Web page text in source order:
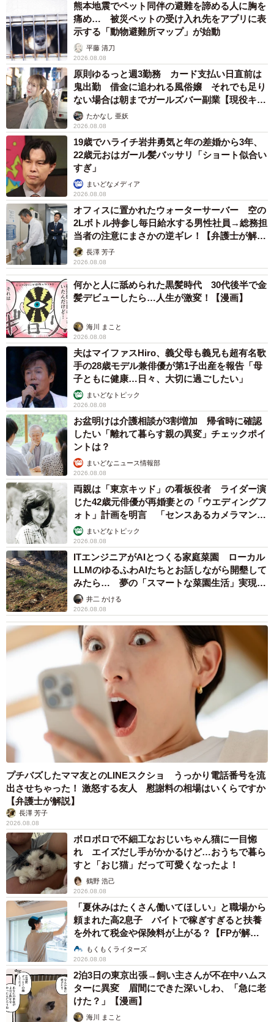
熊本地震でペット同伴の避難を諦める人に胸を
痛め… 被災ペットの受け入れ先をアプリに表
示する「動物避難所マップ」が始動
平藤 清刀
2026.08.08
原則ゆるっと週3勤務 カード支払い日直前は
鬼出勤 借金に追われる風俗嬢 それでも足り
ない場合は朝までガールズバー副業【現役キャ
ストに取材】
たかなし 亜妖
2026.08.08
19歳でハライチ岩井勇気と年の差婚から3年、
22歳元おはガール髪バッサリ「ショート似合い
すぎ」
まいどなメディア
2026.08.08
オフィスに置かれたウォーターサーバー 空の
2Lボトル持参し毎日給水する男性社員→総務担
当者の注意にまさかの逆ギレ！【弁護士が解
説】長澤 芳子
2026.08.08
何かと人に舐められた黒髪時代 30代後半で金
髪デビューしたら…人生が激変！【漫画】
海川 まこと
2026.08.08
夫はマイファスHiro、義父母も義兄も超有名歌
手の28歳モデル兼俳優が第1子出産を報告「母
子ともに健康…日々、大切に過ごしたい」
まいどなトピック
2026.08.08
お盆明けは介護相談が3割増加 帰省時に確認
したい「離れて暮らす親の異変」チェックポイ
ントは？
まいどなニュース情報部
2026.08.08
両親は「東京キッド」の看板役者 ライダー演
じた42歳元俳優が再婚妻との「ウエディングフ
ォト」計画を明言 「センスあるカメラマン求
む」まいどなトピック
2026.08.08
ITエンジニアがAIとつくる家庭菜園 ローカル
LLMのゆるふわAIたちとお話しながら開墾して
みたら… 夢の「スマートな菜園生活」実現な
るか井二 かける
2026.08.08
プチバズしたママ友とのLINEスクショ うっかり電話番号を流
出させちゃった！ 激怒する友人 慰謝料の相場はいくらですか
【弁護士が解説】
長澤 芳子
2026.08.08
ボロボロで不細工なおじいちゃん猫に一目惚
れ エイズだし手がかかるけど…おうちで暮ら
すと「おじ猫」だって可愛くなったよ！
鶴野 浩己
2026.08.08
「夏休みはたくさん働いてほしい」と職場から
頼まれた高2息子 バイトで稼ぎすぎると扶養
を外れて税金や保険料が上がる？【FPが解
説】もくもくライターズ
2026.08.08
2泊3日の東京出張→飼い主さんが不在中ハムス
ターに異変 眉間にできた深いしわ、「急に老
けた？」【漫画】
海川 まこと